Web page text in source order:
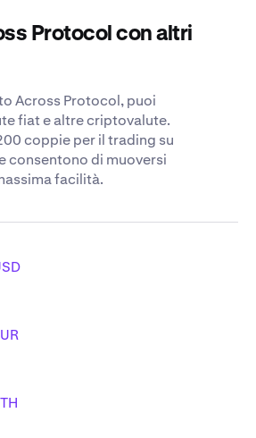
Protocol con altri
Across Protocol, puoi
fiat e altre criptovalute.
coppie per il trading su
consentono di muoversi
facilità.